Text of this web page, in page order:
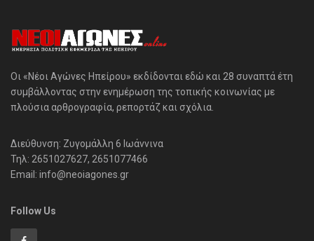
Οι «Νέοι Αγώνες Ηπείρου» εκδίδονται εδώ και 28 συναπτά έτη
συμβάλλοντας στην ενημέρωση της τοπικής κοινωνίας με
πλούσια αρθρογραφία, ρεπορτάζ και σχόλια.
Διεύθυνση: Ζυγομάλλη 6 Ιωάννινα
Τηλ: 2651027627, 2651077466
Email: info@neoiagones.gr
Follow Us